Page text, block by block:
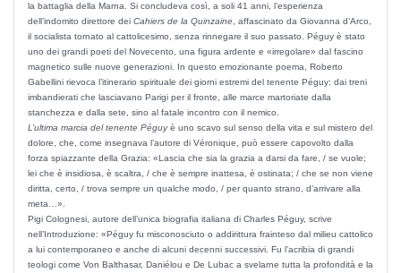
la battaglia della Marna. Si concludeva così, a soli 41 anni, l’esperienza
dell’indomito direttore dei Cahiers de la Quinzaine, affascinato da Giovanna d’Arco,
il socialista tornato al cattolicesimo, senza rinnegare il suo passato. Péguy è stato
uno dei grandi poeti del Novecento, una figura ardente e «irregolare» dal fascino
magnetico sulle nuove generazioni. In questo emozionante poema, Roberto
Gabellini rievoca l’itinerario spirituale dei giorni estremi del tenente Péguy: dai treni
imbandierati che lasciavano Parigi per il fronte, alle marce martoriate dalla
stanchezza e dalla sete, sino al fatale incontro con il nemico.
L’ultima marcia del tenente Péguyè uno scavo sul senso della vita e sul mistero del
dolore, che, come insegnava l’autore di Véronique, può essere capovolto dalla
forza spiazzante della Grazia: «Lascia che sia la grazia a darsi da fare, / se vuole;
lei che è insidiosa, è scaltra, / che è sempre inattesa, è ostinata; / che se non viene
diritta, certo, / trova sempre un qualche modo, / per quanto strano, d’arrivare alla
meta…».
Pigi Colognesi, autore dell’unica biografia italiana di Charles Péguy, scrive
nell’Introduzione: «Péguy fu misconosciuto o addirittura frainteso dal milieu cattolico
a lui contemporaneo e anche di alcuni decenni successivi. Fu l’acribia di grandi
teologi come Von Balthasar, Da­niélou e De Lubac a svelarne tutta la profondità e la